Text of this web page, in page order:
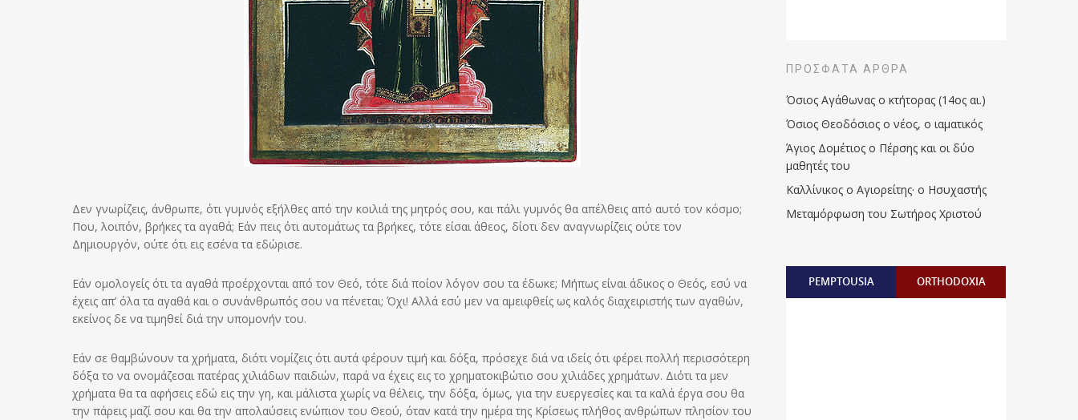
Δεν γνωρίζεις, άνθρωπε, ότι γυμνός εξήλθες από την κοιλιά της μητρός σου, και πάλι γυμνός θα απέλθεις από αυτό τον κόσμο;
Που, λοιπόν, βρήκες τα αγαθά; Εάν πεις ότι αυτομάτως τα βρήκες, τότε είσαι άθεος, δίοτι δεν αναγνωρίζεις ούτε τον
Δημιουργόν, ούτε ότι εις εσένα τα εδώρισε.
Εάν ομολογείς ότι τα αγαθά προέρχονται από τον Θεό, τότε διά ποίον λόγον σου τα έδωκε; Μήπως είναι άδικος ο Θεός, εσύ να
έχεις απ’ όλα τα αγαθά και ο συνάνθρωπός σου να πένεται; Όχι! Αλλά εσύ μεν να αμειφθείς ως καλός διαχειριστής των αγαθών,
εκείνος δε να τιμηθεί διά την υπομονήν του.
Εάν σε θαμβώνουν τα χρήματα, διότι νομίζεις ότι αυτά φέρουν τιμή και δόξα, πρόσεχε διά να ιδείς ότι φέρει πολλή περισσότερη
δόξα το να ονομάζεσαι πατέρας χιλιάδων παιδιών, παρά να έχεις εις το χρηματοκιβώτιο σου χιλιάδες χρημάτων. Διότι τα μεν
χρήματα θα τα αφήσεις εδώ εις την γη, και μάλιστα χωρίς να θέλεις, την δόξα, όμως, για την ευεργεσίες και τα καλά έργα σου θα
την πάρεις μαζί σου και θα την απολαύσεις ενώπιον του Θεού, όταν κατά την ημέρα της Κρίσεως πλήθος ανθρώπων πλησίον του
ΠΡΌΣΦΑΤΑ ΆΡΘΡΑ
Όσιος Αγάθωνας ο κτήτορας (14ος αι.)
Όσιος Θεοδόσιος ο νέος, ο ιαματικός
Άγιος Δομέτιος ο Πέρσης και οι δύο
μαθητές του
Καλλίνικος ο Αγιορείτης · ο Ησυχαστής
Μεταμόρφωση του Σωτήρος Χριστού
PEMPTOUSIA ORTHODOXIA